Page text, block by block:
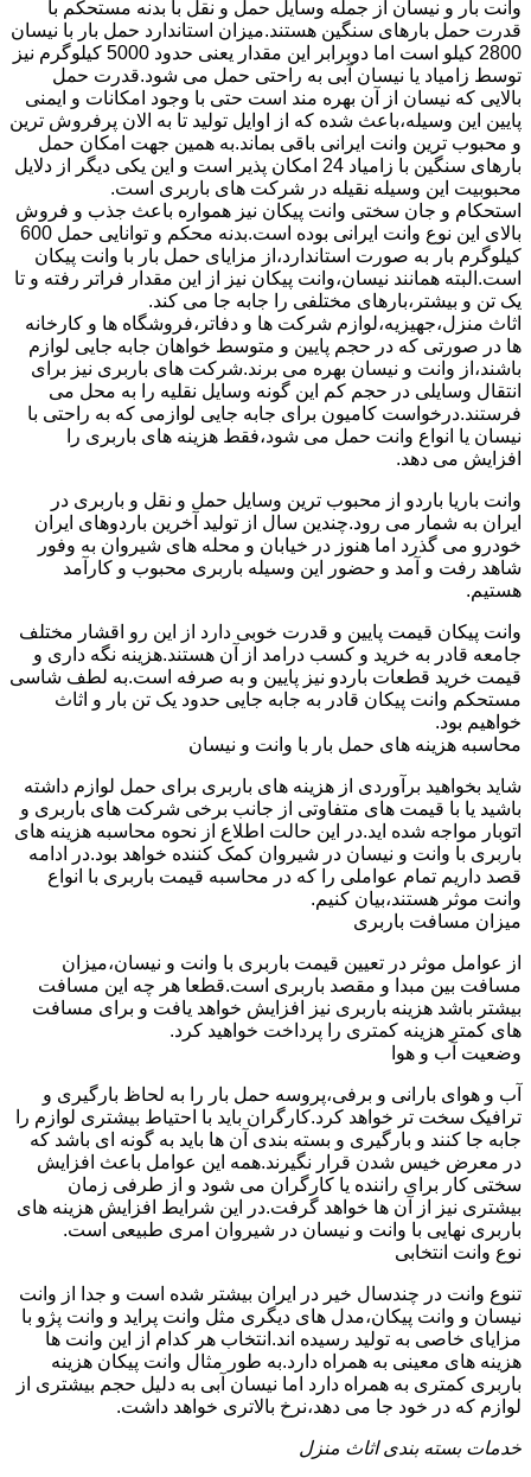
وانت بار و نیسان از جمله وسایل حمل و نقل با بدنه مستحکم با
قدرت حمل بارهای سنگین هستند.میزان استاندارد حمل بار با نیسان
2800 کیلو است اما دوبرابر این مقدار یعنی حدود 5000 کیلوگرم نیز
توسط زامیاد یا نیسان آبی به راحتی حمل می شود.قدرت حمل
بالایی که نیسان از آن بهره مند است حتی با وجود امکانات و ایمنی
پایین این وسیله،باعث شده که از اوایل تولید تا به الان پرفروش ترین
و محبوب ترین وانت ایرانی باقی بماند.به همین جهت امکان حمل
بارهای سنگین با زامیاد 24 امکان پذیر است و این یکی دیگر از دلایل
محبوبیت این وسیله نقیله در شرکت های باربری است.
استحکام و جان سختی وانت پیکان نیز همواره باعث جذب و فروش
بالای این نوع وانت ایرانی بوده است.بدنه محکم و توانایی حمل 600
کیلوگرم بار به صورت استاندارد،از مزایای حمل بار با وانت پیکان
است.البته همانند نیسان،وانت پیکان نیز از این مقدار فراتر رفته و تا
یک تن و بیشتر،بارهای مختلفی را جابه جا می کند.
اثاث منزل،جهیزیه،لوازم شرکت ها و دفاتر،فروشگاه ها و کارخانه
ها در صورتی که در حجم پایین و متوسط خواهان جابه جایی لوازم
باشند،از وانت و نیسان بهره می برند.شرکت های باربری نیز برای
انتقال وسایلی در حجم کم این گونه وسایل نقلیه را به محل می
فرستند.درخواست کامیون برای جابه جایی لوازمی که به راحتی با
نیسان یا انواع وانت حمل می شود،فقط هزینه های باربری را
افزایش می دهد.
وانت باریا باردو از محبوب ترین وسایل حمل و نقل و باربری در
ایران به شمار می رود.چندین سال از تولید آخرین باردوهای ایران
خودرو می گذرد اما هنوز در خیابان و محله های شیروان به وفور
شاهد رفت و آمد و حضور این وسیله باربری محبوب و کارآمد
هستیم.
وانت پیکان قیمت پایین و قدرت خوبی دارد از این رو اقشار مختلف
جامعه قادر به خرید و کسب درامد از آن هستند.هزینه نگه داری و
قیمت خرید قطعات باردو نیز پایین و به صرفه است.به لطف شاسی
مستحکم وانت پیکان قادر به جابه جایی حدود یک تن بار و اثاث
خواهیم بود.
محاسبه هزینه های حمل بار با وانت و نیسان
شاید بخواهید برآوردی از هزینه های باربری برای حمل لوازم داشته
باشید یا با قیمت های متفاوتی از جانب برخی شرکت های باربری و
اتوبار مواجه شده اید.در این حالت اطلاع از نحوه محاسبه هزینه های
باربری با وانت و نیسان در شیروان کمک کننده خواهد بود.در ادامه
قصد داریم تمام عواملی را که در محاسبه قیمت باربری با انواع
وانت موثر هستند،بیان کنیم.
میزان مسافت باربری
از عوامل موثر در تعیین قیمت باربری با وانت و نیسان،میزان
مسافت بین مبدا و مقصد باربری است.قطعا هر چه این مسافت
بیشتر باشد هزینه باربری نیز افزایش خواهد یافت و برای مسافت
های کمتر هزینه کمتری را پرداخت خواهید کرد.
وضعیت آب و هوا
آب و هوای بارانی و برفی،پروسه حمل بار را به لحاظ بارگیری و
ترافیک سخت تر خواهد کرد.کارگران باید با احتیاط بیشتری لوازم را
جابه جا کنند و بارگیری و بسته بندی آن ها باید به گونه ای باشد که
در معرض خیس شدن قرار نگیرند.همه این عوامل باعث افزایش
سختی کار برای راننده یا کارگران می شود و از طرفی زمان
بیشتری نیز از آن ها خواهد گرفت.در این شرایط افزایش هزینه های
باربری نهایی با وانت و نیسان در شیروان امری طبیعی است.
نوع وانت انتخابی
تنوع وانت در چندسال خیر در ایران بیشتر شده است و جدا از وانت
نیسان و وانت پیکان،مدل های دیگری مثل وانت پراید و وانت پژو با
مزایای خاصی به تولید رسیده اند.انتخاب هر کدام از این وانت ها
هزینه های معینی به همراه دارد.به طور مثال وانت پیکان هزینه
باربری کمتری به همراه دارد اما نیسان آبی به دلیل حجم بیشتری از
لوازم که در خود جا می دهد،نرخ بالاتری خواهد داشت.
خدمات بسته بندی اثاث منزل